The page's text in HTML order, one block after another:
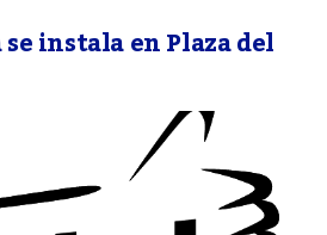
instala en Plaza del